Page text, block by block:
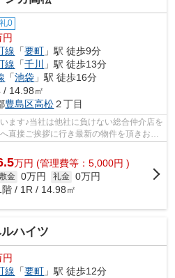
礼0
円
線 「要町 」駅 徒歩9分
線 「千川 」駅 徒歩13分
「池袋 」駅 徒歩16分
/ 14.98㎡
豊島区高松２丁目
ます♪当社は他社に負けない総合仲介店を
直接ご挨拶に行き最新の物件を頂きお客
万円 (管理費等：5,000円 )
金 0万円 礼金 0万円
階 / 1R / 14.98㎡
ハイツ
円
線 「要町 」駅 徒歩12分